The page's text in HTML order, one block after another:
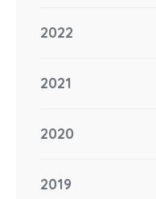
2022
2021
2020
2019